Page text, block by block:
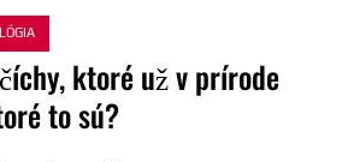
ktoré už v prírode
to sú?